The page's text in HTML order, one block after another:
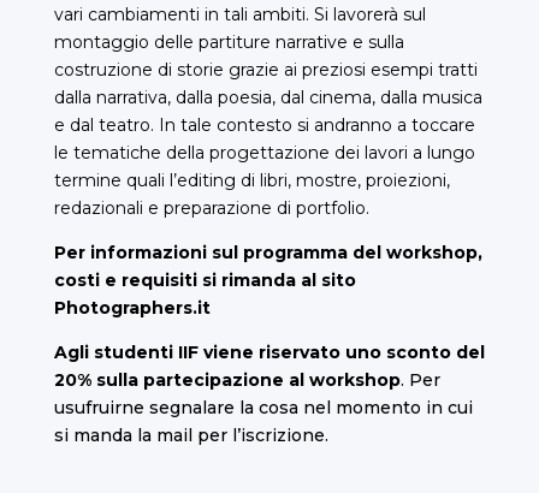
vari cambiamenti in tali ambiti. Si lavorerà sul
montaggio delle partiture narrative e sulla
costruzione di storie grazie ai preziosi esempi tratti
dalla narrativa, dalla poesia, dal cinema, dalla musica
e dal teatro. In tale contesto si andranno a toccare
le tematiche della progettazione dei lavori a lungo
termine quali l’editing di libri, mostre, proiezioni,
redazionali e preparazione di portfolio.
Per informazioni sul programma del workshop,
costi e requisiti si rimanda al sito
Photographers.it
Agli studenti IIF viene riservato uno sconto del
20% sulla partecipazione al workshop. Per
usufruirne segnalare la cosa nel momento in cui
si manda la mail per l’iscrizione.